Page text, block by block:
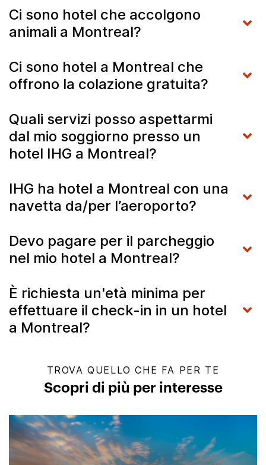
Ci sono hotel che accolgono
animali a Montreal?
Ci sono hotel a Montreal che
offrono la colazione gratuita?
Quali servizi posso aspettarmi
dal mio soggiorno presso un
hotel IHG a Montreal?
IHG ha hotel a Montreal con una
navetta da/per l’aeroporto?
Devo pagare per il parcheggio
nel mio hotel a Montreal?
È richiesta un'età minima per
effettuare il check-in in un hotel
a Montreal?
TROVA QUELLO CHE FA PER TE
Scopri di più per interesse